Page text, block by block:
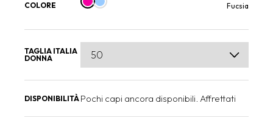
COLORE Fucsia
TAGLIA ITALIA
DONNA
DISPONIBILITÀ Pochi capi ancora disponibili. Affrettati